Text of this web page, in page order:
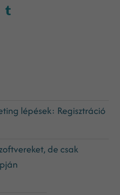
lépések: Regisztráció
de csak